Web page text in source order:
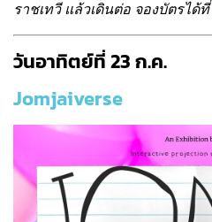
ราชเทวี แล้วเดินต่อ จองบัตรได้ที่
วันอาทิตย์ที่ 23 ก.ค.
Jomjaiverse